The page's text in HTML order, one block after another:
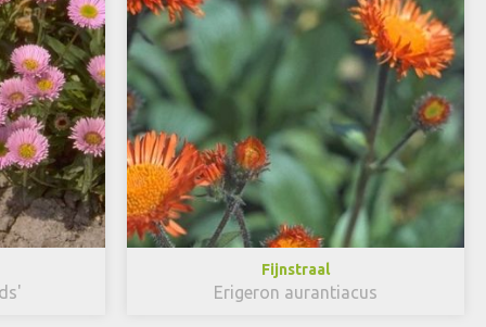
Fijnstraal
Erigeron aurantiacus